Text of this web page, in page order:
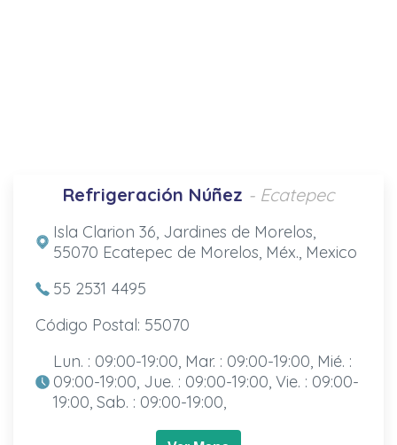
Refrigeración Núñez - Ecatepec
Isla Clarion 36, Jardines de Morelos,
55070 Ecatepec de Morelos, Méx., Mexico
55 2531 4495
Código Postal: 55070
Lun. : 09:00-19:00, Mar. : 09:00-19:00, Mié. :
09:00-19:00, Jue. : 09:00-19:00, Vie. : 09:00-
19:00, Sab. : 09:00-19:00,